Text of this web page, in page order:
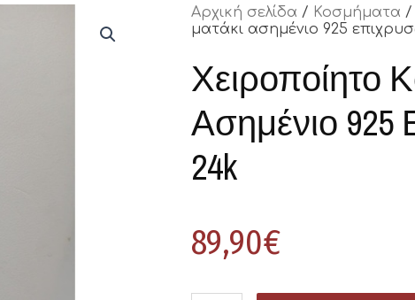
Αρχική σελίδα / Κοσμήματα /
ματάκι ασημένιο 925
Χειροποίητο
Ασημένιο
24k
89,90€